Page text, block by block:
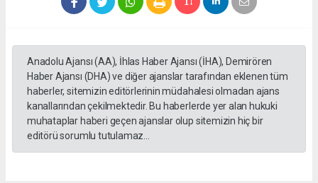
Anadolu Ajansı (AA), İhlas Haber Ajansı (İHA), Demirören
Haber Ajansı (DHA) ve diğer ajanslar tarafından eklenen tüm
haberler, sitemizin editörlerinin müdahalesi olmadan ajans
kanallarından çekilmektedir. Bu haberlerde yer alan hukuki
muhataplar haberi geçen ajanslar olup sitemizin hiç bir
editörü sorumlu tutulamaz...